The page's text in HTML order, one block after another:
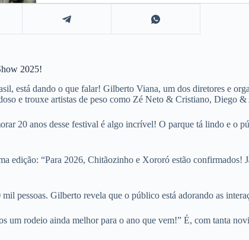
2025!
está dando o que falar! Gilberto Viana, um dos diretores e
e trouxe artistas de peso como Zé Neto & Cristiano, Diego
20 anos desse festival é algo incrível! O parque tá lindo e o
edição: “Para 2026, Chitãozinho e Xororó estão confirmados!
pessoas. Gilberto revela que o público está adorando as
um rodeio ainda melhor para o ano que vem!” É, com tanta